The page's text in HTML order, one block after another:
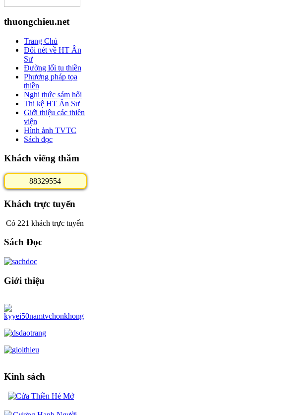
thuongchieu.net
Trang Chủ
Đôi nét về HT Ân
Sư
Đường lối tu thiền
Phương pháp tọa
thiền
Nghi thức sám hối
Thi kệ HT Ân Sư
Giới thiệu các thiền
viện
Hình ảnh TVTC
Sách đọc
Khách viếng thăm
88329554
Khách trực tuyến
Có 221 khách trực tuyến
Sách Đọc
Giới thiệu
Kinh sách